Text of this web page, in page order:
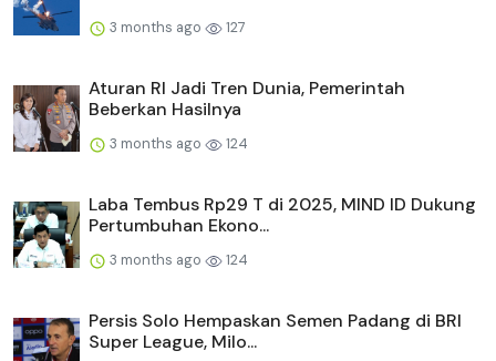
3 months ago 127
Aturan RI Jadi Tren Dunia, Pemerintah
Beberkan Hasilnya
3 months ago 124
Laba Tembus Rp29 T di 2025, MIND ID Dukung
Pertumbuhan Ekono...
3 months ago 124
Persis Solo Hempaskan Semen Padang di BRI
Super League, Milo...